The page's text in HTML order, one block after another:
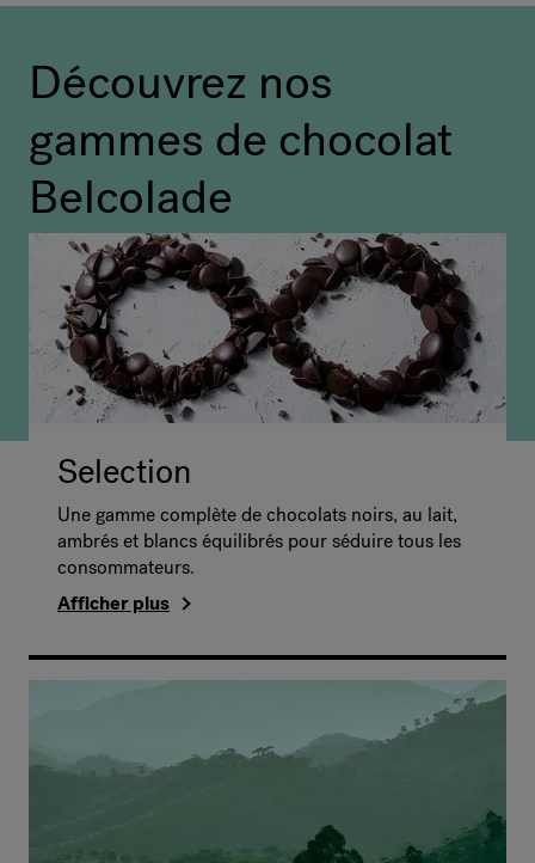
Découvrez nos
gammes de chocolat
Belcolade
Selection
Une gamme complète de chocolats noirs, au lait,
ambrés et blancs équilibrés pour séduire tous les
consommateurs.
Afficher plus